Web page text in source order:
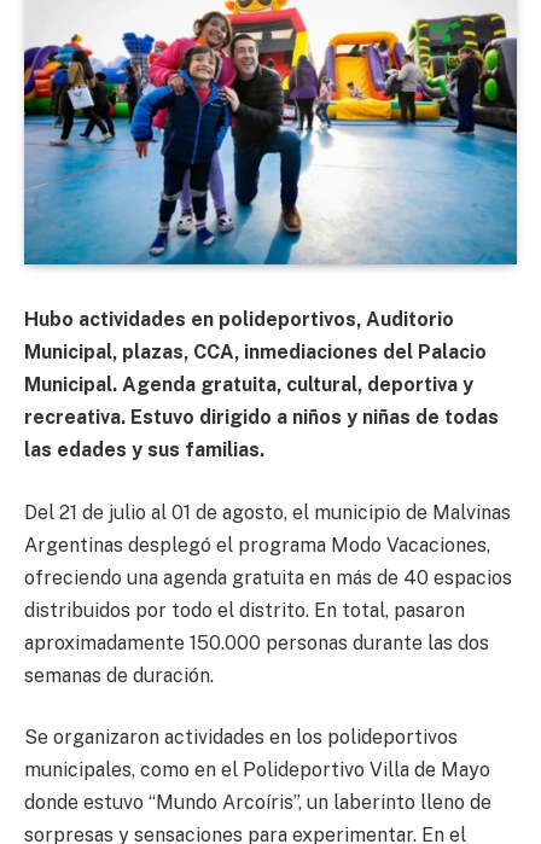
Hubo actividades en polideportivos, Auditorio
Municipal, plazas, CCA, inmediaciones del Palacio
Municipal. Agenda gratuita, cultural, deportiva y
recreativa. Estuvo dirigido a niños y niñas de todas
las edades y sus familias.
Del 21 de julio al 01 de agosto, el municipio de Malvinas
Argentinas desplegó el programa Modo Vacaciones,
ofreciendo una agenda gratuita en más de 40 espacios
distribuidos por todo el distrito. En total, pasaron
aproximadamente 150.000 personas durante las dos
semanas de duración.
Se organizaron actividades en los polideportivos
municipales, como en el Polideportivo Villa de Mayo
donde estuvo “Mundo Arcoíris”, un laberinto lleno de
sorpresas y sensaciones para experimentar. En el